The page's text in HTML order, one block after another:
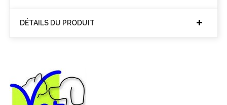
DÉTAILS DU PRODUIT